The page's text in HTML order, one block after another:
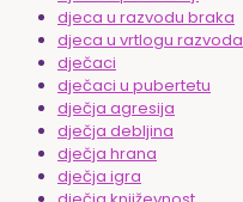
djeca u razvodu braka
djeca u vrtlogu razvoda
dječaci
dječaci u pubertetu
dječja agresija
dječja debljina
dječja hrana
dječja igra